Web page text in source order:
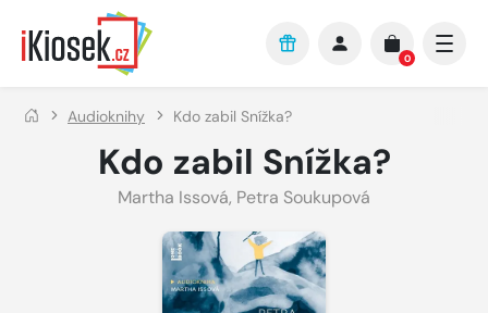
Přejít na hlavní obsah
0
Audioknihy Kdo zabil Snížka?
Kdo zabil Snížka?
Martha Issová, Petra Soukupová